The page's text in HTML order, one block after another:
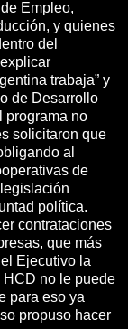
Empleo,
y quienes
del
trabaja” y
de Desarrollo
programa no
solicitaron que
al
de
política.
contrataciones
que más
Ejecutivo la
HCD no le puede
para eso ya
propuso hacer